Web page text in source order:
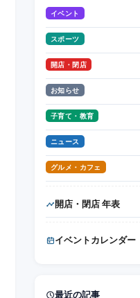
イベント
スポーツ
開店・閉店
お知らせ
子育て・教育
ニュース
グルメ・カフェ
開店・閉店 年表
イベントカレンダー
最近の記事